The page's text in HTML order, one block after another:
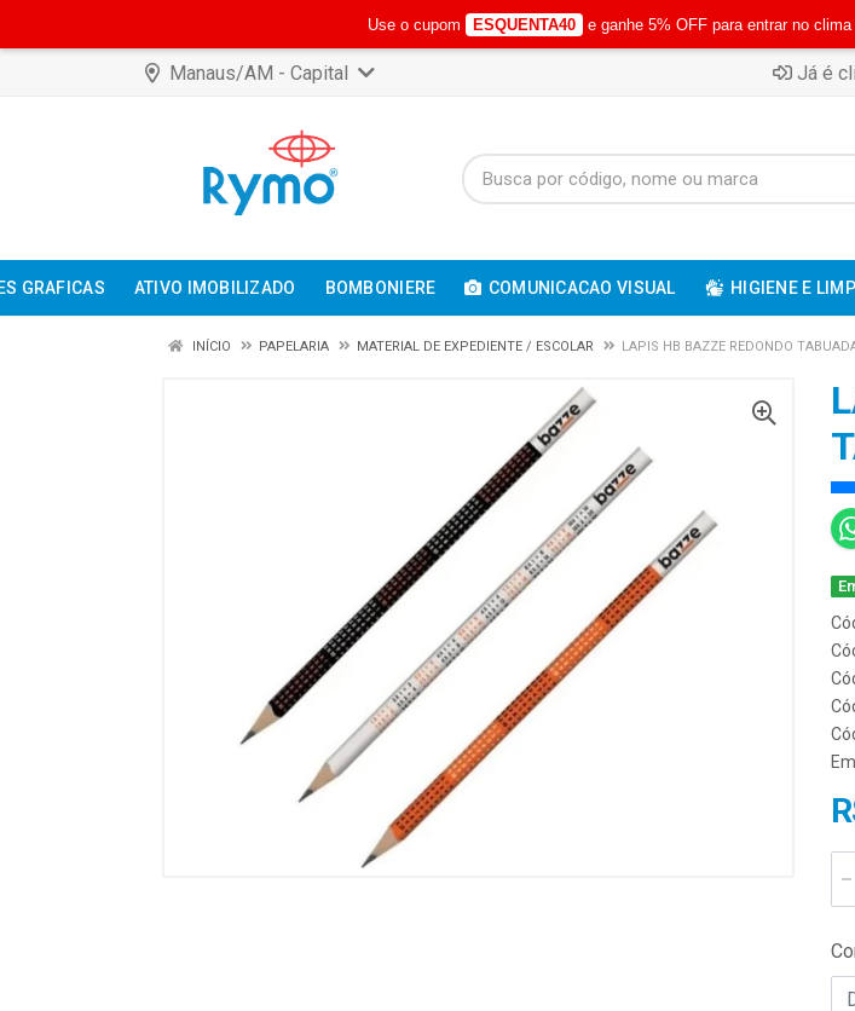
Manaus/AM - Capital Já é
GRAFICAS ATIVO IMOBILIZADO BOMBONIERE COMUNICACAO VISUAL HIGIENE E
INÍCIO PAPELARIA MATERIAL DE EXPEDIENTE / ESCOLAR LAPIS HB BAZZE REDONDO
Use o cupom ESQUENTA40 e ganhe 5% OFF para entrar no